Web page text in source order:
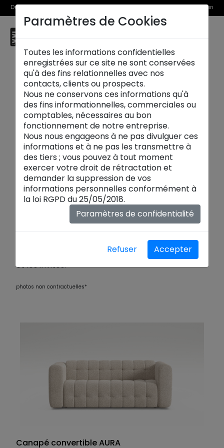
Du 1er au 31 août, découvrez >> nos Offres Spéciales et l’Offre Reprise en
magasin
Canapés convertibles
Canapé convertible design:confortde jour
comme de nuit. Avecouverture rapide,matelas
convertibles allient praticité, élégance et
personnalisation. Idéal pour les petits espaces
et les invités.
photos non contractuelles*
Canapé convertible AURA
Paramètres de Cookies
Toutes les informations confidentielles
enregistrées sur ce site ne sont conservées
qu'à des fins relationnelles avec nos
contacts, clients ou prospects.
Nous ne conservons ces informations qu'à
des fins informationnelles, commerciales ou
comptables, nécessaires au bon
fonctionnement de notre entreprise.
Nous nous engageons à ne pas divulguer ces
informations et à ne pas les transmettre à
des tiers ; vous pouvez à tout moment
exercer votre droit de rétractation et
demander la suppression de vos
informations personnelles conformément à
la loi RGPD du 25/05/2018.
Paramètres de confidentialité
Refuser Accepter